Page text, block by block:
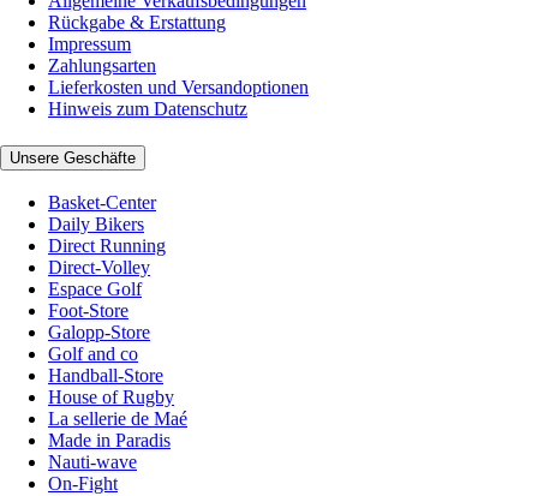
Rückgabe & Erstattung
Impressum
Zahlungsarten
Lieferkosten und Versandoptionen
Hinweis zum Datenschutz
Unsere Geschäfte
Basket-Center
Daily Bikers
Direct Running
Direct-Volley
Espace Golf
Foot-Store
Galopp-Store
Golf and co
Handball-Store
House of Rugby
La sellerie de Maé
Made in Paradis
Nauti-wave
On-Fight